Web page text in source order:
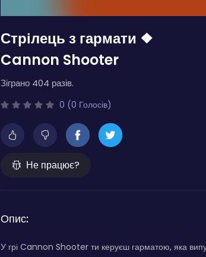
Стрілець з гармати ❖
Cannon Shooter
Зіграно 404 разів.
0 (0 Голосів)
Не працює?
Опис:
У грі Cannon Shooter ти керуєш гарматою, яка